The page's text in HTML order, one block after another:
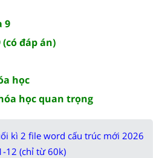
9
(có đáp án)
học
học quan trọng
kì 2 file word cấu trúc mới 2026
12 (chỉ từ 60k)